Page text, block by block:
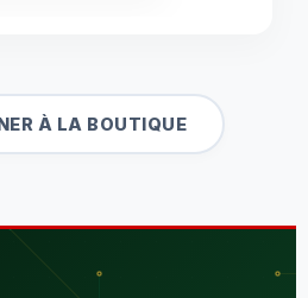
À LA BOUTIQUE